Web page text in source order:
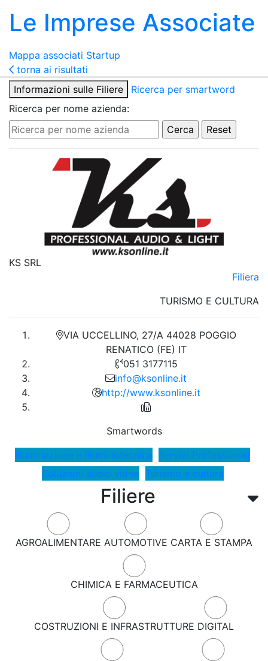
Le Imprese Associate
Mappa associati Startup
torna ai risultati
Informazioni sulle Filiere
Ricerca per smartword
Ricerca per nome azienda:
Filiere
AGROALIMENTARE AUTOMOTIVE CARTA E STAMPA
CHIMICA E FARMACEUTICA
COSTRUZIONI E INFRASTRUTTURE DIGITAL
KS SRL
Filiera
TURISMO E CULTURA
VIA UCCELLINO, 27/A 44028 POGGIO
RENATICO (FE) IT
051 3177115
info@ksonline.it
http://www.ksonline.it
Smartwords
Illuminazione e illuminotecnica Servizi Professionali
Soluzioni audio video Turismo e cultura